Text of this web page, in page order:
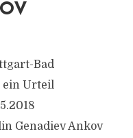
Bad
ein Urteil
Genadiev Ankov